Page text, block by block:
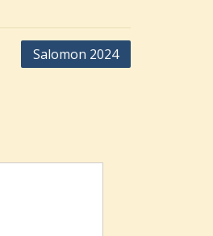
Salomon 2024